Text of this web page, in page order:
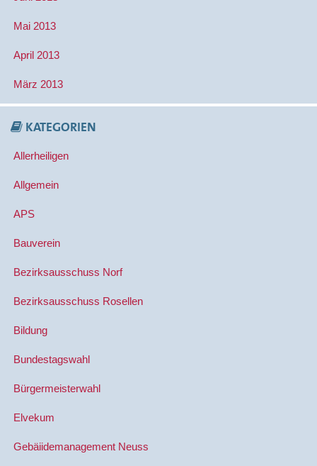
Mai 2013
April 2013
März 2013
KATEGORIEN
Allerheiligen
Allgemein
APS
Bauverein
Bezirksausschuss Norf
Bezirksausschuss Rosellen
Bildung
Bundestagswahl
Bürgermeisterwahl
Elvekum
Gebäiidemanagement Neuss